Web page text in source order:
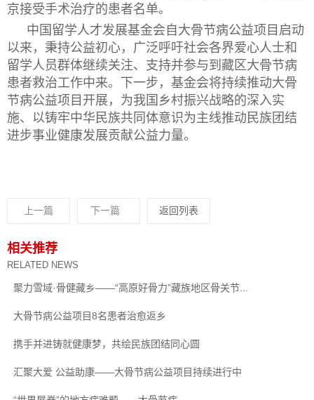
京接受手术治疗的患者名单。
中国留学人才发展基金会自大骨节病公益项目启动
以来，秉持公益初心，广泛呼吁社会各界爱心人士和
留学人员群体继续关注、支持并参与到藏区大骨节病
患者救治工作中来。下一步，基金会将持续推动大骨
节病公益项目开展，为我国乡村振兴战略的深入实
施、以铸牢中华民族共同体意识为主线推动民族团结
进步事业健康发展贡献公益力量。
上一篇 下一篇 返回列表
相关推荐
RELATED NEWS
聚力雪域·骨健藏乡——“高原好骨力”藏族地区骨关节...
大骨节病公益项目8名患者治愈返乡
携手并进铸就健康梦，共绘民族团结同心圆
汇聚大爱 公益助康——大骨节病公益项目持续进行中